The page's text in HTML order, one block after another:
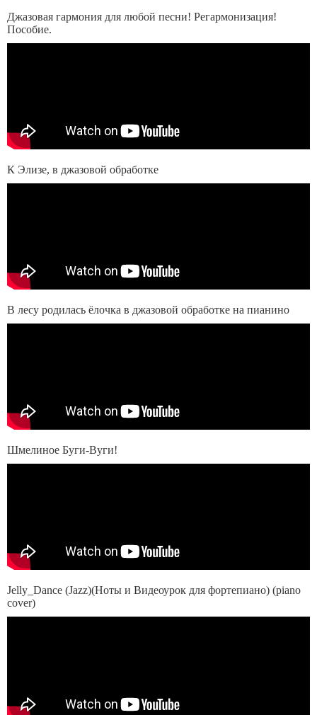
Джазовая гармония для любой песни! Регармонизация!
Пособие.
К Элизе, в джазовой обработке
В лесу родилась ёлочка в джазовой обработке на пианино
Шмелиное Буги-Вуги!
Jelly_Dance (Jazz)(Ноты и Видеоурок для фортепиано) (piano
cover)